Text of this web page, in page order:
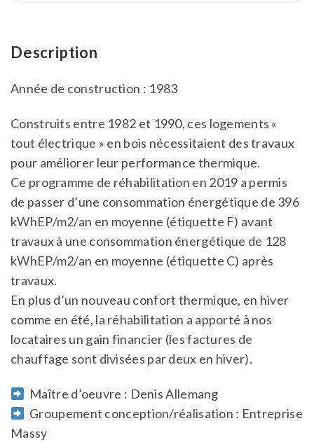
Description
Année de construction : 1983
Construits entre 1982 et 1990, ces logements «
tout électrique » en bois nécessitaient des travaux
pour améliorer leur performance thermique.
Ce programme de réhabilitation en 2019 a permis
de passer d’une consommation énergétique de 396
kWhEP/m2/an en moyenne (étiquette F) avant
travaux à une consommation énergétique de 128
kWhEP/m2/an en moyenne (étiquette C) après
travaux.
En plus d’un nouveau confort thermique, en hiver
comme en été, la réhabilitation a apporté à nos
locataires un gain financier (les factures de
chauffage sont divisées par deux en hiver).
Maître d’oeuvre : Denis Allemang
Groupement conception/réalisation : Entreprise
Massy